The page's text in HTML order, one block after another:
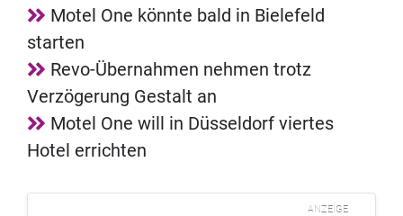
Motel One könnte bald in Bielefeld
starten
Revo-Übernahmen nehmen trotz
Verzögerung Gestalt an
Motel One will in Düsseldorf viertes
Hotel errichten
ANZEIGE